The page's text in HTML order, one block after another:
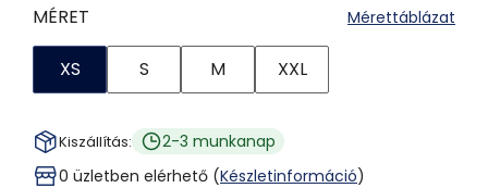
MÉRET Mérettáblázat
XS S M XXL
Kiszállítás:
2-3 munkanap
0 üzletben elérhető (Készletinformáció)